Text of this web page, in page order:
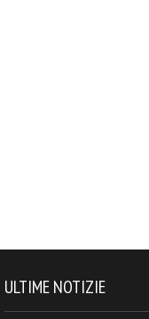
ULTIME NOTIZIE